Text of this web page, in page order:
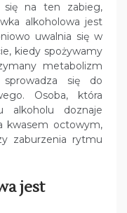
się na ten zabieg,
alkoholowa jest
uwalnia się w
kiedy spożywamy
metabolizm
się do
Osoba, która
alkoholu doznaje
kwasem octowym,
zaburzenia rytmu
jest